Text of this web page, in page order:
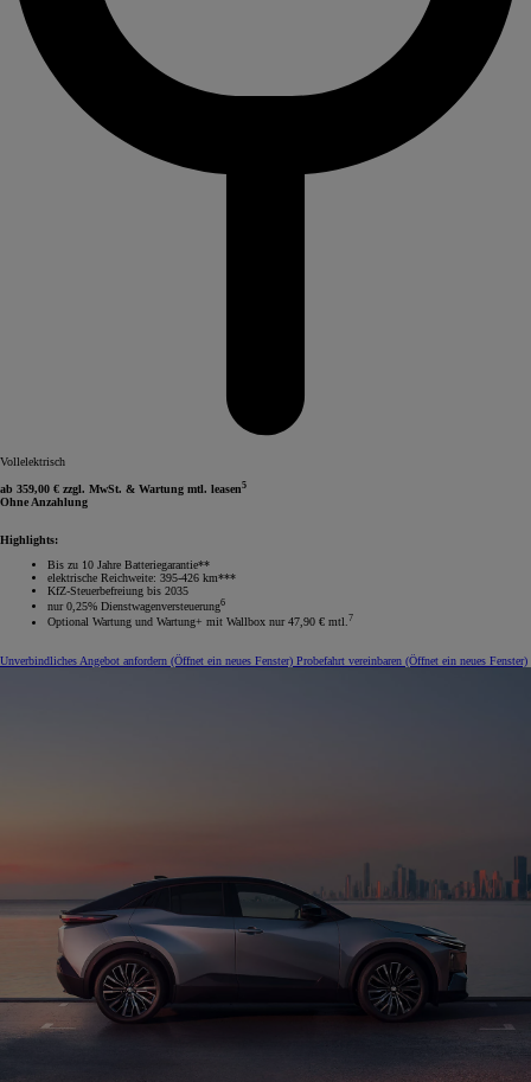
Vollelektrisch
ab 359,00 € zzgl. MwSt. & Wartung mtl. leasen5
Ohne Anzahlung
Highlights:
Bis zu 10 Jahre Batteriegarantie**
elektrische Reichweite: 395-426 km***
KfZ-Steuerbefreiung bis 2035
nur 0,25% Dienstwagenversteuerung6
Optional Wartung und Wartung+ mit Wallbox nur 47,90 € mtl.7
Unverbindliches Angebot anfordern (Öffnet ein neues Fenster) Probefahrt vereinbaren (Öffnet ein neues Fenster)